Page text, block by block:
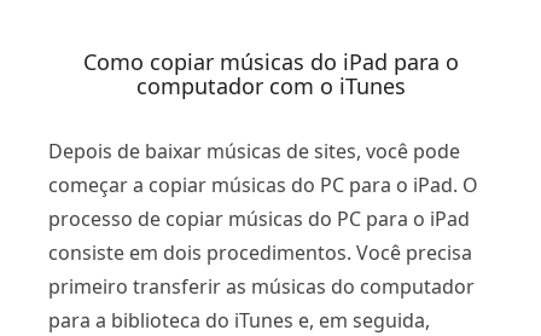
Como copiar músicas do iPad para o
computador com o iTunes
Depois de baixar músicas de sites, você pode
começar a copiar músicas do PC para o iPad. O
processo de copiar músicas do PC para o iPad
consiste em dois procedimentos. Você precisa
primeiro transferir as músicas do computador
para a biblioteca do iTunes e, em seguida,